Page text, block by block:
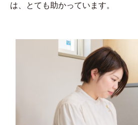
は、とても助かっています。